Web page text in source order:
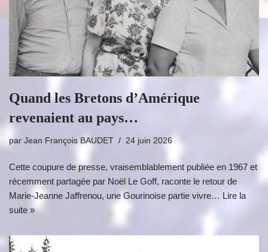
Quand les Bretons d’Amérique
revenaient au pays…
par Jean François BAUDET 24 juin 2026
Cette coupure de presse, vraisemblablement publiée en 1967 et
récemment partagée par Noël Le Goff, raconte le retour de
Marie-Jeanne Jaffrenou, une Gourinoise partie vivre… Lire la
suite »